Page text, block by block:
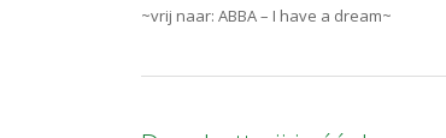
~vrij naar: ABBA – I have a dream~